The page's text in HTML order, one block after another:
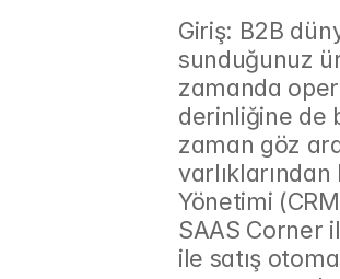
Giriş: B2B
sunduğunuz
zamanda
derinliğine de
zaman göz
Yönetimi
SAAS Corner
ile satış